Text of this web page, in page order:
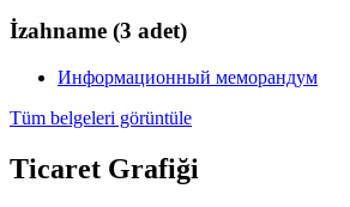
İzahname (3 adet)
Информационный меморандум
Tüm belgeleri görüntüle
Ticaret Grafiği